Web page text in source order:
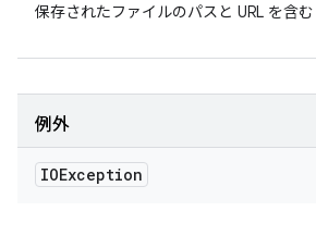
保存されたファイルのパスと URL を含む
例外
IOException